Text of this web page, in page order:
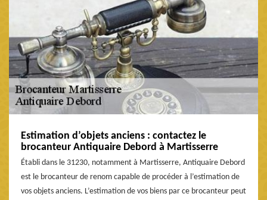
Estimation d’objets anciens : contactez le
brocanteur Antiquaire Debord à Martisserre
Établi dans le 31230, notamment à Martisserre, Antiquaire Debord
est le brocanteur de renom capable de procéder à l’estimation de
vos objets anciens. L’estimation de vos biens par ce brocanteur peut